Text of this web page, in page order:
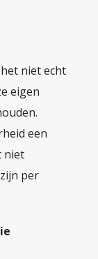
niet echt
eigen
een
niet
per